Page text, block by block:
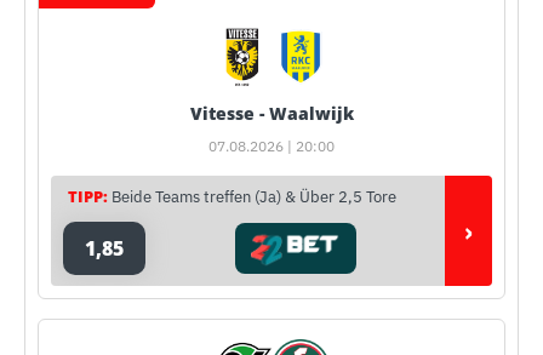
Vitesse - Waalwijk
07.08.2026 | 20:00
TIPP: Beide Teams treffen (Ja) & Über 2,5 Tore
1,85 ›